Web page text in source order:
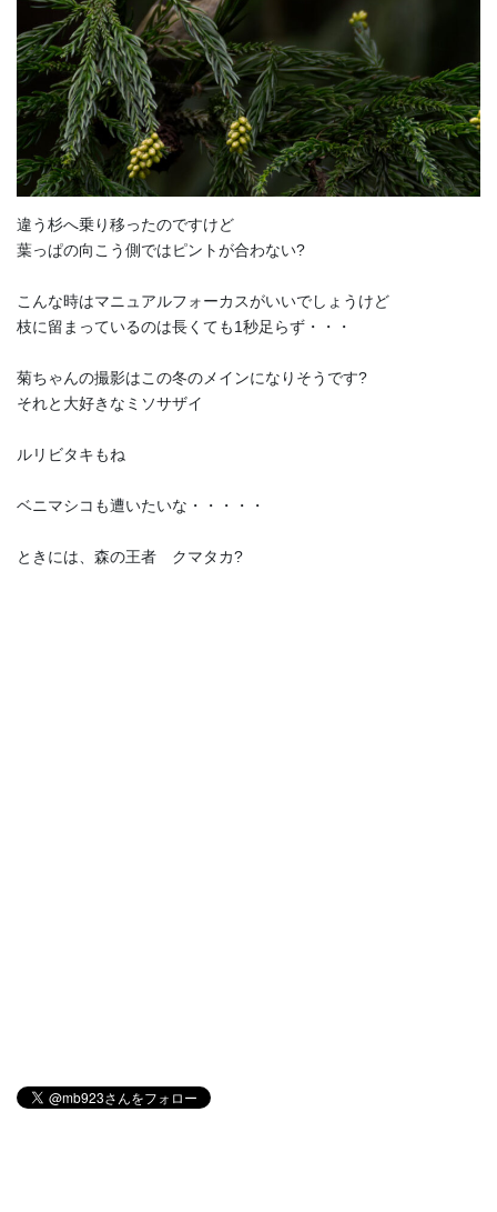
違う杉へ乗り移ったのですけど
葉っぱの向こう側ではピントが合わない?
こんな時はマニュアルフォーカスがいいでしょうけど
枝に留まっているのは長くても1秒足らず・・・
菊ちゃんの撮影はこの冬のメインになりそうです?
それと大好きなミソサザイ
ルリビタキもね
ベニマシコも遭いたいな・・・・・
ときには、森の王者 クマタカ?